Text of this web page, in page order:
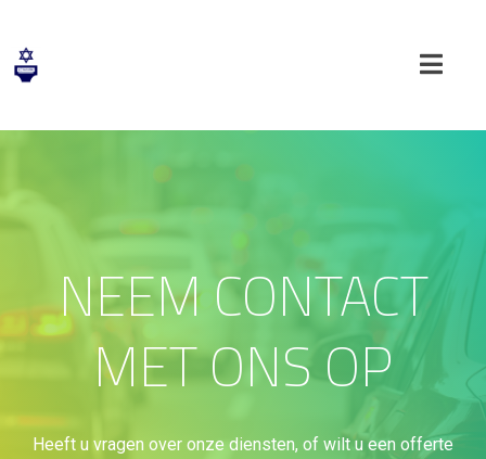
NEEM CONTACT
MET ONS OP
Heeft u vragen over onze diensten, of wilt u een offerte